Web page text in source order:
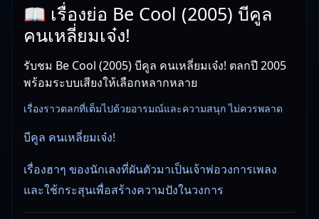
📖 เรื่องย่อ Be Cool (2005) บีคูล
คนเหลี่ยมเจ๋ง!
รับชม Be Cool (2005) บีคูล คนเหลี่ยมเจ๋ง! ตลกปี 2005
พร้อมระบบเสียงให้เลือกหลากหลาย
เรื่องราวตลกที่เต็มไปด้วยอารมณ์และความสนุก ไม่ควรพลาด
บีคูล คนเหลี่ยมเจ๋ง!
เรื่องฮาๆ ของนักเลงที่ผันตัวมาเป็นเจ้าพ่อวงการเพลง
และใช้กระสุนเพื่อสร้างความปังในวงการ